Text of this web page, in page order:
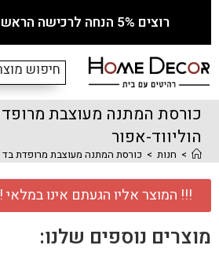
רוצים 5% הנחה לרכישה הראשונה? לחצו כאן!
כורסת המתנה מעוצבת
הוליווד-אפור
> חנות > כורסת המתנה מעוצבת מרופדת בד
!!! המוצר אליו הגעתם אינו במלאי
מוצרים נוספים שלנו: